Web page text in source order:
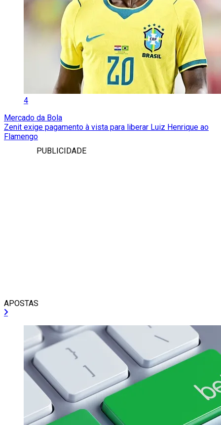
4
Mercado da Bola
Zenit exige pagamento à vista para liberar Luiz Henrique ao
Flamengo
PUBLICIDADE
APOSTAS